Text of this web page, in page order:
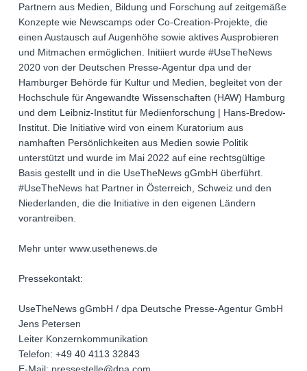
Partnern aus Medien, Bildung und Forschung auf zeitgemäße
Konzepte wie Newscamps oder Co-Creation-Projekte, die
einen Austausch auf Augenhöhe sowie aktives Ausprobieren
und Mitmachen ermöglichen. Initiiert wurde #UseTheNews
2020 von der Deutschen Presse-Agentur dpa und der
Hamburger Behörde für Kultur und Medien, begleitet von der
Hochschule für Angewandte Wissenschaften (HAW) Hamburg
und dem Leibniz-Institut für Medienforschung | Hans-Bredow-
Institut. Die Initiative wird von einem Kuratorium aus
namhaften Persönlichkeiten aus Medien sowie Politik
unterstützt und wurde im Mai 2022 auf eine rechtsgültige
Basis gestellt und in die UseTheNews gGmbH überführt.
#UseTheNews hat Partner in Österreich, Schweiz und den
Niederlanden, die die Initiative in den eigenen Ländern
vorantreiben.
Mehr unter www.usethenews.de
Pressekontakt:
UseTheNews gGmbH / dpa Deutsche Presse-Agentur GmbH
Jens Petersen
Leiter Konzernkommunikation
Telefon: +49 40 4113 32843
E-Mail: pressestelle@dpa.com